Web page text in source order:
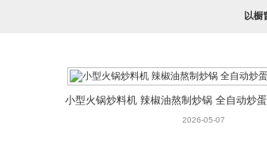
以橱
小型火锅炒料机 辣椒油熬制炒锅 全自动炒
2026-05-07